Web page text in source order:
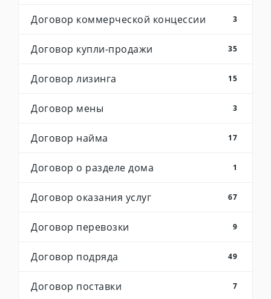
Договор коммерческой концессии 3
Договор купли-продажи 35
Договор лизинга 15
Договор мены 3
Договор найма 17
Договор о разделе дома 1
Договор оказания услуг 67
Договор перевозки 9
Договор подряда 49
Договор поставки 7